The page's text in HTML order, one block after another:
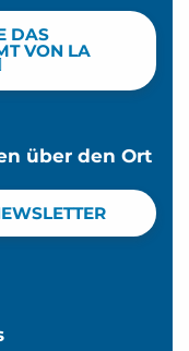
DAS
VON LA
über den Ort